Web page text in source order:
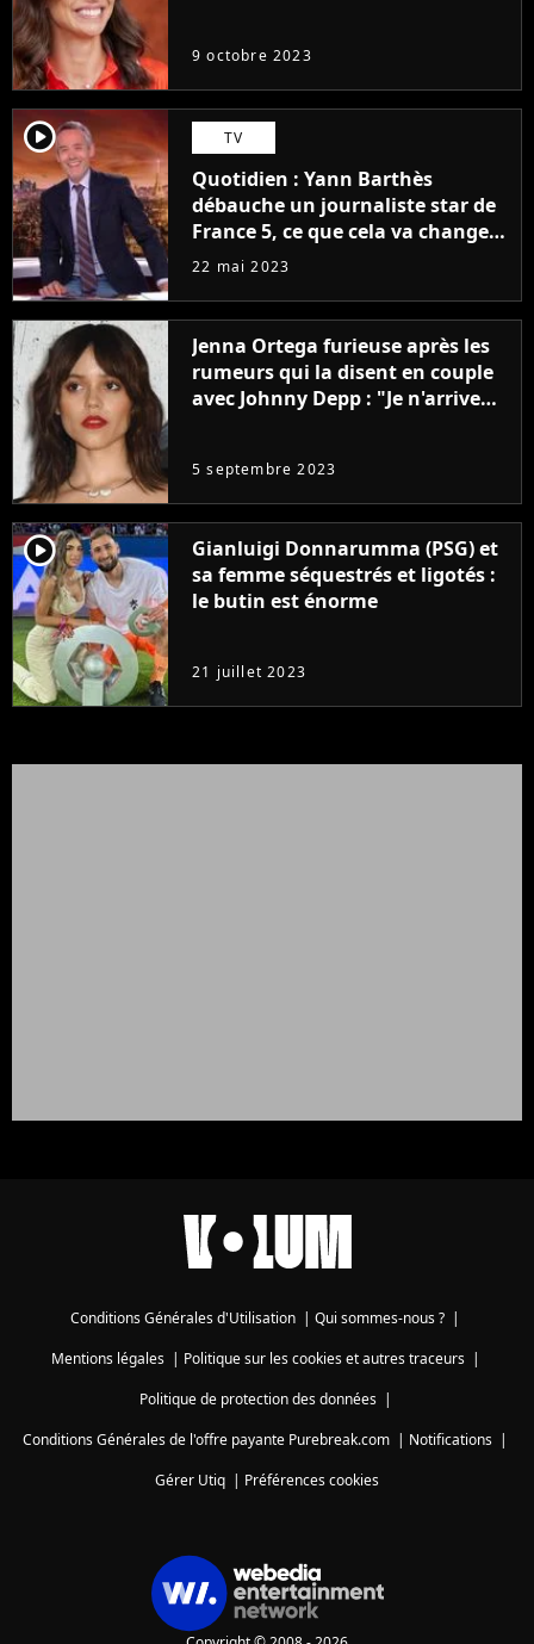
9 octobre 2023
player2 TV
Quotidien : Yann Barthès
débauche un journaliste star de
France 5, ce que cela va changer
à la rentrée
22 mai 2023
Jenna Ortega furieuse après les
rumeurs qui la disent en couple
avec Johnny Depp : "Je n'arrive
5 septembre 2023
player2
Gianluigi Donnarumma (PSG) et
sa femme séquestrés et ligotés :
le butin est énorme
21 juillet 2023
Conditions Générales d'Utilisation | Qui sommes-nous ? |
Mentions légales| Politique sur les cookies et autres traceurs|
Politique de protection des données|
Conditions Générales de l'offre payante Purebreak.com | Notifications |
Gérer Utiq | Préférences cookies